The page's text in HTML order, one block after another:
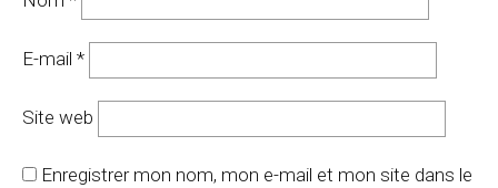
E-mail *
Site web
Enregistrer mon nom, mon e-mail et mon site dans le